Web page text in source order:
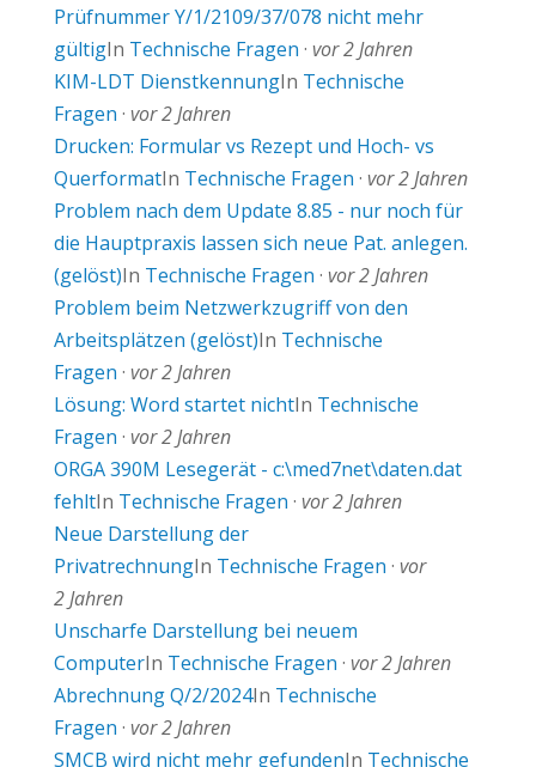
Prüfnummer Y/1/2109/37/078 nicht mehr
gültigIn Technische Fragen · vor 2 Jahren
KIM-LDT DienstkennungIn Technische
Fragen · vor 2 Jahren
Drucken: Formular vs Rezept und Hoch- vs
QuerformatIn Technische Fragen · vor 2 Jahren
Problem nach dem Update 8.85 - nur noch für
die Hauptpraxis lassen sich neue Pat. anlegen.
(gelöst)In Technische Fragen · vor 2 Jahren
Problem beim Netzwerkzugriff von den
Arbeitsplätzen (gelöst)In Technische
Fragen · vor 2 Jahren
Lösung: Word startet nichtIn Technische
Fragen · vor 2 Jahren
ORGA 390M Lesegerät - c:\med7net\daten.dat
fehltIn Technische Fragen · vor 2 Jahren
Neue Darstellung der
PrivatrechnungIn Technische Fragen · vor
2 Jahren
Unscharfe Darstellung bei neuem
ComputerIn Technische Fragen · vor 2 Jahren
Abrechnung Q/2/2024In Technische
Fragen · vor 2 Jahren
SMCB wird nicht mehr gefundenIn Technische